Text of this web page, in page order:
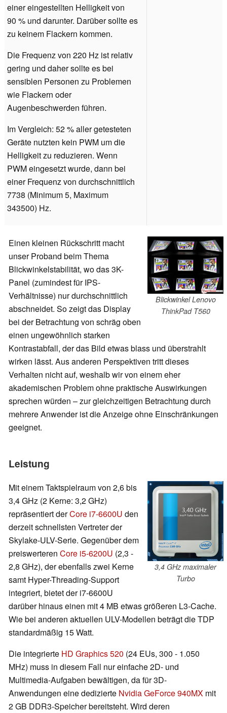
einer eingestellten Helligkeit von
90 % und darunter. Darüber sollte es
zu keinem Flackern kommen.
Die Frequenz von 220 Hz ist relativ
gering und daher sollte es bei
sensiblen Personen zu Problemen
wie Flackern oder
Augenbeschwerden führen.
Im Vergleich: 52 % aller getesteten
Geräte nutzten kein PWM um die
Helligkeit zu reduzieren. Wenn
PWM eingesetzt wurde, dann bei
einer Frequenz von durchschnittlich
7738 (Minimum 5, Maximum
343500) Hz.
Blickwinkel Lenovo
ThinkPad T560
Einen kleinen Rückschritt macht
unser Proband beim Thema
Blickwinkelstabilität, wo das 3K-
Panel (zumindest für IPS-
Verhältnisse) nur durchschnittlich
abschneidet. So zeigt das Display
bei der Betrachtung von schräg oben
einen ungewöhnlich starken
Kontrastabfall, der das Bild etwas blass und überstrahlt
wirken lässt. Aus anderen Perspektiven tritt dieses
Verhalten nicht auf, weshalb wir von einem eher
akademischen Problem ohne praktische Auswirkungen
sprechen würden – zur gleichzeitigen Betrachtung durch
mehrere Anwender ist die Anzeige ohne Einschränkungen
geeignet.
Leistung
3,4 GHz maximaler
Turbo
Mit einem Taktspielraum von 2,6 bis
3,4 GHz (2 Kerne: 3,2 GHz)
repräsentiert derCore i7-6600U den
derzeit schnellsten Vertreter der
Skylake-ULV-Serie. Gegenüber dem
preiswerteren Core i5-6200U (2,3 -
2,8 GHz), der ebenfalls zwei Kerne
samt Hyper-Threading-Support
integriert, bietet der i7-6600U
darüber hinaus einen mit 4 MB etwas größeren L3-Cache.
Wie bei anderen aktuellen ULV-Modellen beträgt die TDP
standardmäßig 15 Watt.
Die integrierte HD Graphics 520 (24 EUs, 300 - 1.050
MHz) muss in diesem Fall nur einfache 2D- und
Multimedia-Aufgaben bewältigen, da für 3D-
Anwendungen eine dedizierte Nvidia GeForce 940MX mit
2 GB DDR3-Speicher bereitsteht. Wird deren